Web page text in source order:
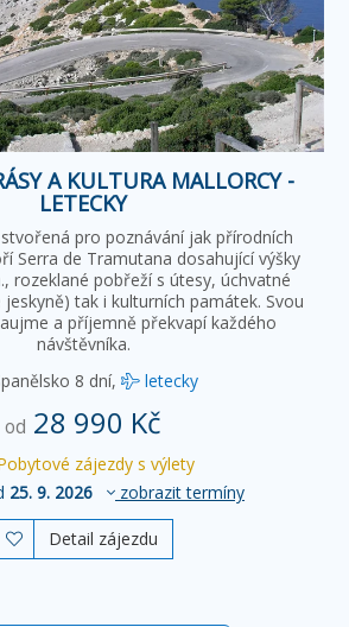
A KULTURA MALLORCY -
LETECKY
pro poznávání jak přírodních
Serra de Tramutana dosahující výšky
rozeklané pobřeží s útesy, úchvatné
tak i kulturních památek. Svou
a příjemně překvapí každého
návštěvníka.
8 dní, letecky
od 28 990 Kč
zájezdy s výlety
25. 9. 2026 zobrazit termíny
 Detail zájezdu